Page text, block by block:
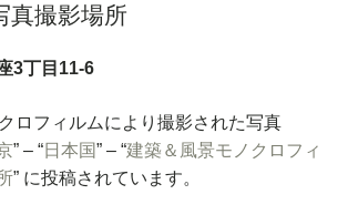
真撮影場所
3丁目11-6
ロフィルムにより撮影された写真
” – “日本国” – “建築＆風景モノクロフィ
” に投稿されています。